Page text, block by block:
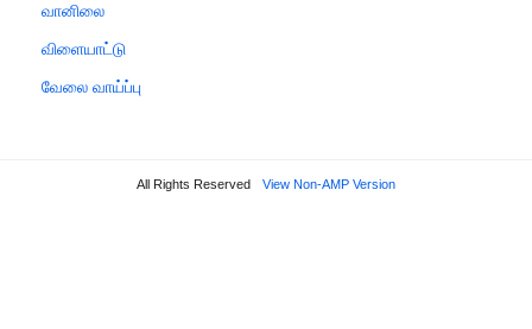
வானிலை
விளையாட்டு
வேலை வாய்ப்பு
All Rights Reserved View Non-AMP Version